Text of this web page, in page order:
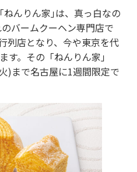
んりん家｣は、真っ⽩なの
バームクーヘン専⾨店で
列店となり、今や東京を代
す。その「ねんりん家」
)まで名古屋に1週間限定で